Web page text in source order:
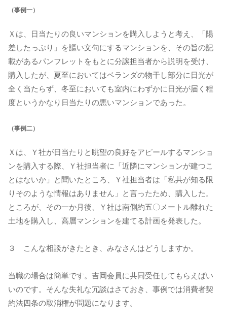
（事例一）
Ｘは、日当たりの良いマンションを購入しようと考え、「陽
差したっぷり」を謳い文句にするマンションを、その旨の記
載があるパンフレットをもとに分譲担当者から説明を受け、
購入したが、夏至においてはベランダの物干し部分に日光が
全く当たらず、冬至においても室内にわずかに日光が届く程
度というかなり日当たりの悪いマンションであった。
（事例二）
Ｘは、Ｙ社が日当たりと眺望の良好をアピールするマンショ
ンを購入する際、Ｙ社担当者に「近隣にマンションが建つこ
とはないか」と聞いたところ、Ｙ社担当者は「私共が知る限
りそのような情報はありません」と言ったため、購入した。
ところが、その一か月後、Ｙ社は南側約五〇メートル離れた
土地を購入し、高層マンションを建てる計画を発表した。
３ こんな相談がきたとき、みなさんはどうしますか。
当職の場合は簡単です。吉岡会員に共同受任してもらえばい
いのです。そんな失礼な冗談はさておき、事例では消費者契
約法四条の取消権が問題になります。